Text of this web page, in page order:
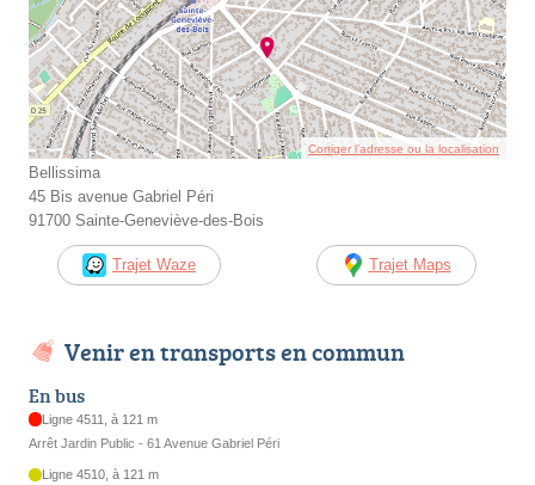
Corriger l’adresse ou la localisation
Bellissima
45 Bis avenue Gabriel Péri
91700 Sainte-Geneviève-des-Bois
Trajet Waze Trajet Maps
Venir en transports en commun
En bus
Ligne 4511, à 121 m
Arrêt Jardin Public - 61 Avenue Gabriel Péri
Ligne 4510, à 121 m